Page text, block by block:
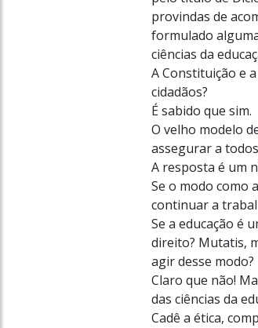
provindas de
formulado
ciências da
A Constituição e
cidadãos?
É sabido que sim.
O velho modelo
assegurar a
A resposta é um
Se o modo como
continuar a
Se a educação é
direito? Mutatis,
agir desse modo?
Claro que não!
das ciências da
Cadê a ética,